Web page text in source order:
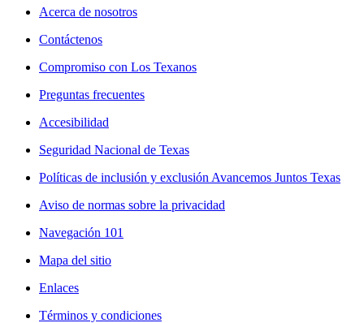
Acerca de nosotros
Contáctenos
Compromiso con Los Texanos
Preguntas frecuentes
Accesibilidad
Seguridad Nacional de Texas
Políticas de inclusión y exclusión Avancemos Juntos Texas
Aviso de normas sobre la privacidad
Navegación 101
Mapa del sitio
Enlaces
Términos y condiciones